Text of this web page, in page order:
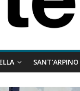
SANT’ARPINO